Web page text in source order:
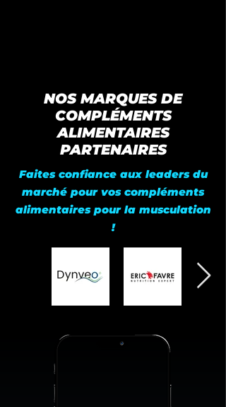
NOS MARQUES DE
COMPLÉMENTS
ALIMENTAIRES
PARTENAIRES
Faites confiance aux leaders du
marché pour vos compléments
alimentaires pour la musculation
!